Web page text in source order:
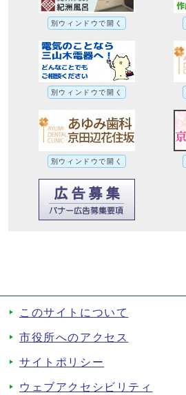
別ウィンドウで開く
別ウィンドウで開く
別ウィンドウで開く
このサイトについて
市役所へのアクセス
サイトポリシー
ウェブアクセシビリティ